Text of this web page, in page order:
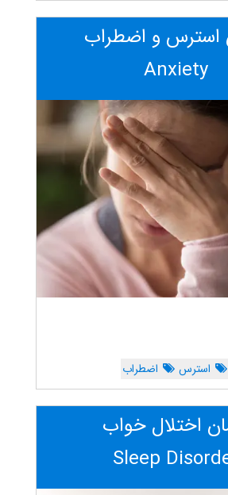
استرس و اضطراب
Anxiety
استرس اضطراب
اختلال خواب
Sleep